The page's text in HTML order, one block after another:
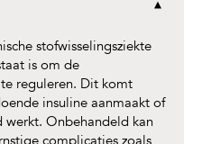
stofwisselingsziekte
is om de
reguleren. Dit komt
insuline aanmaakt of
Onbehandeld kan
complicaties zoals